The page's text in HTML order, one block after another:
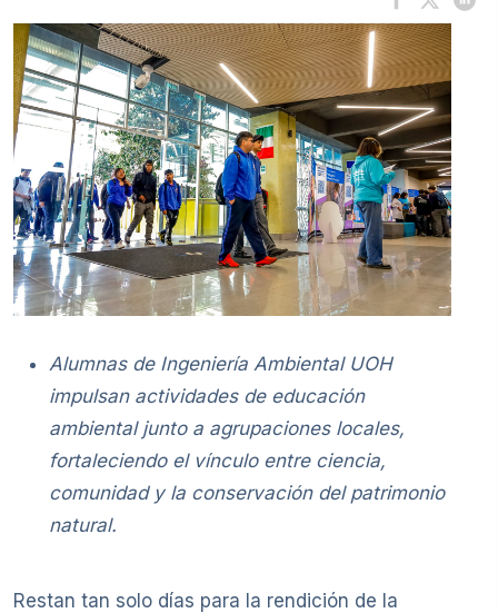
Alumnas de Ingeniería Ambiental UOH
impulsan actividades de educación
ambiental junto a agrupaciones locales,
fortaleciendo el vínculo entre ciencia,
comunidad y la conservación del patrimonio
natural.
Restan tan solo días para la rendición de la